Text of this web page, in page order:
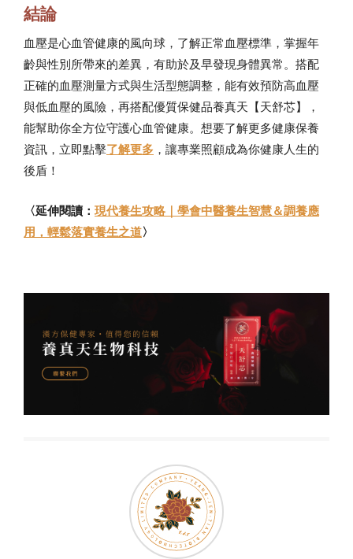
結論
血壓是心血管健康的風向球，了解正常血壓標準，掌握年
齡與性別所帶來的差異，有助於及早發現身體異常。搭配
正確的血壓測量方式與生活型態調整，能有效預防高血壓
與低血壓的風險，再搭配優質保健品養真天【天舒芯】，
能幫助你全方位守護心血管健康。想要了解更多健康保養
資訊，立即點擊了解更多 ，讓專業照顧成為你健康人生的
後盾！
〈延伸閱讀： 現代養生攻略｜學會中醫養生智慧＆調養應
用，輕鬆落實養生之道〉